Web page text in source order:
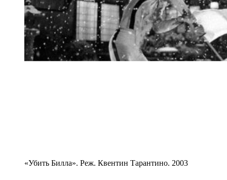
«Убить Билла». Реж. Квентин Тарантино. 2003